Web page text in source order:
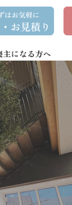
事
談
主になる方へ